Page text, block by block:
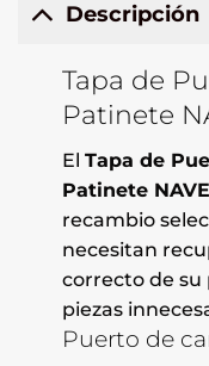
Descripción
Tapa de
Patinete
El Tapa de
Patinete
recambio
necesitan
correcto de
piezas
Puerto de